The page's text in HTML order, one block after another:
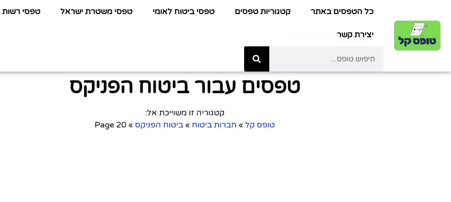
כל הטפסים באתר קטגוריות טפסים טפסי ביטוח לאומי טפסי משטרת ישראל טפסי רשות
יצירת קשר
טפסים עבור ביטוח הפניקס
קטגוריה זו משוייכת אל:
טופס קל » חברות ביטוח » ביטוח הפניקס »
Page 20